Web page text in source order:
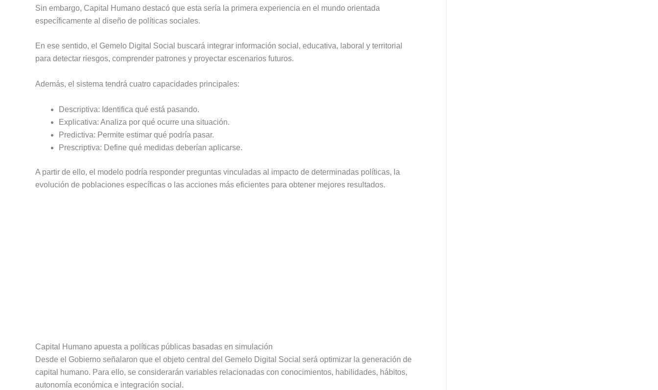
Sin embargo, Capital Humano destacó que esta sería la primera experiencia en el mundo orientada
específicamente al diseño de políticas sociales.
En ese sentido, el Gemelo Digital Social buscará integrar información social, educativa, laboral y territorial
para detectar riesgos, comprender patrones y proyectar escenarios futuros.
Además, el sistema tendrá cuatro capacidades principales:
Descriptiva: Identifica qué está pasando.
Explicativa: Analiza por qué ocurre una situación.
Predictiva: Permite estimar qué podría pasar.
Prescriptiva: Define qué medidas deberían aplicarse.
A partir de ello, el modelo podría responder preguntas vinculadas al impacto de determinadas políticas, la
evolución de poblaciones específicas o las acciones más eficientes para obtener mejores resultados.
Capital Humano apuesta a políticas públicas basadas en simulación
Desde el Gobierno señalaron que el objeto central del Gemelo Digital Social será optimizar la generación de
capital humano. Para ello, se considerarán variables relacionadas con conocimientos, habilidades, hábitos,
autonomía económica e integración social.